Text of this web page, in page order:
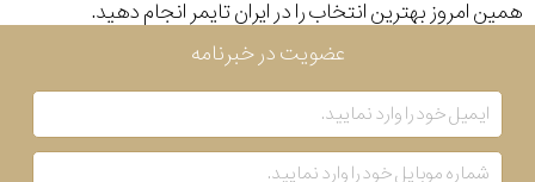
همین امروز بهترین انتخاب را در ایران تایمر انجام دهید.
موتور
ترکیب
دیجیتال
بیشتر...
رنگ
عضویت در خبرنامه